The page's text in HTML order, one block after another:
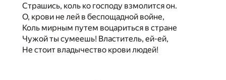
Страшись, коль ко господу взмолится он.
О, крови не лей в беспощадной войне,
Коль мирным путем воцариться в стране
Чужой ты сумеешь! Властитель, ей-ей,
Не стоит владычество крови людей!